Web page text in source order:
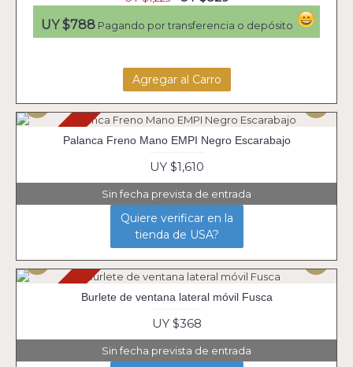
UY $788 Pagando por transferencia o depósito
Agregar al Carro
AgotadoPalanca Freno Mano EMPI Negro Escarabajo
UY $1,610
Sin fecha prevista de entrada
Quiere verificar en la
tienda de USA?
Burlete de ventana lateral móvil Fusca
UY $368
Sin fecha prevista de entrada